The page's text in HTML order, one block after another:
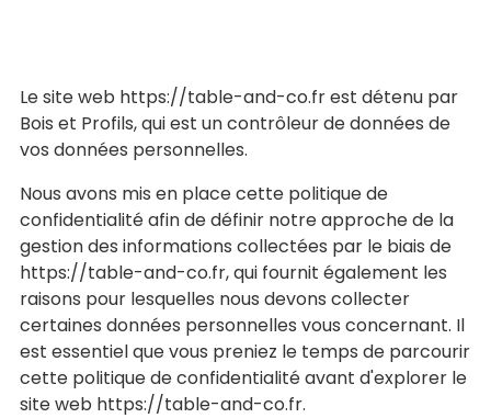
Le site web https://table-and-co.fr est détenu par
Bois et Profils, qui est un contrôleur de données de
vos données personnelles.
Nous avons mis en place cette politique de
confidentialité afin de définir notre approche de la
gestion des informations collectées par le biais de
https://table-and-co.fr, qui fournit également les
raisons pour lesquelles nous devons collecter
certaines données personnelles vous concernant. Il
est essentiel que vous preniez le temps de parcourir
cette politique de confidentialité avant d'explorer le
site web https://table-and-co.fr.